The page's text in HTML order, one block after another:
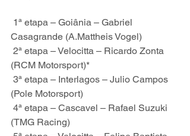
Casagrande (A.Mattheis Vogel)
(RCM Motorsport)*
(Pole Motorsport)
(TMG Racing)